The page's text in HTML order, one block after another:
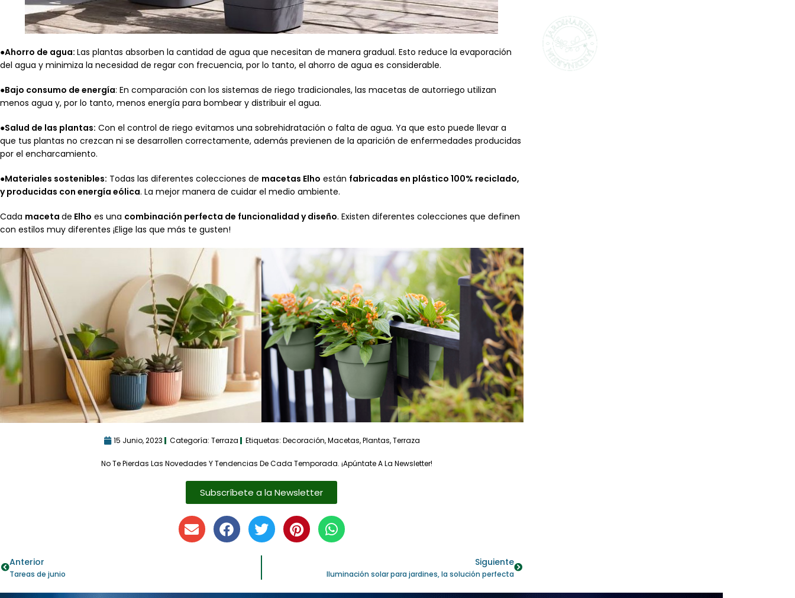
●Ahorro de agua: Las plantas absorben la cantidad de agua que necesitan de manera gradual. Esto reduce la evaporación
del agua y minimiza la necesidad de regar con frecuencia, por lo tanto, el ahorro de agua es considerable.
●Bajo consumo de energía: En comparación con los sistemas de riego tradicionales, las macetas de autorriego utilizan
menos agua y, por lo tanto, menos energía para bombear y distribuir el agua.
●Salud de las plantas: Con el control de riego evitamos una sobrehidratación o falta de agua. Ya que esto puede llevar a
que tus plantas no crezcan ni se desarrollen correctamente, además previenen de la aparición de enfermedades producidas
por el encharcamiento.
●Materiales sostenibles: Todas las diferentes colecciones de macetas Elho están fabricadas en plástico 100% reciclado,
y producidas con energía eólica. La mejor manera de cuidar el medio ambiente.
Cada maceta de Elho es una combinación perfecta de funcionalidad y diseño. Existen diferentes colecciones que definen
con estilos muy diferentes ¡Elige las que más te gusten!
15 Junio, 2023 Categoría: Terraza Etiquetas: Decoración,Macetas,Plantas,Terraza
No Te Pierdas Las Novedades Y Tendencias De Cada Temporada. ¡Apúntate A La Newsletter!
Subscríbete a la Newsletter
Anterior
Tareas de junio
Siguiente
Iluminación solar para jardines, la solución perfecta